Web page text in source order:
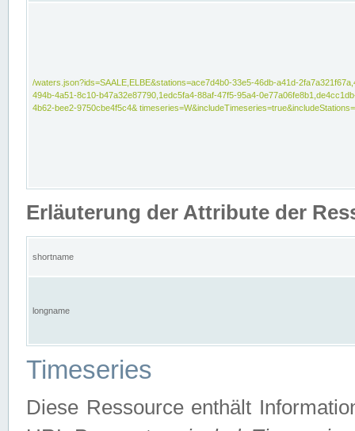
/waters.json?ids=SAALE,ELBE&stations=ace7d4b0-33e5-46db-a41d-
494b-4a51-8c10-b47a32e87790,1edc5fa4-88af-47f5-95a4-
4b62-bee2-9750cbe4f5c4&
Erläuterung der Attribute der
shortname
longname
Timeseries
Diese Ressource enthält